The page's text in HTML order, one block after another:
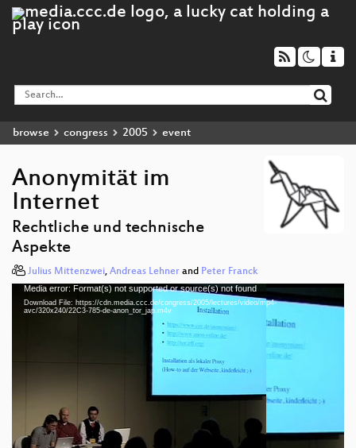
browse congress 2005 event
Anonymität im
Internet
Rechtliche und technische
Aspekte
Julius Mittenzwei, Andreas Lehner and Peter Franck
Video
Player
Media error: Format(s) not supported or source(s) not found
Download File: https://cdn.media.ccc.de/congress/2005/lectures/video/mp4-
avc/320x240/22C3-785-de-anon_tor_jap.m4v